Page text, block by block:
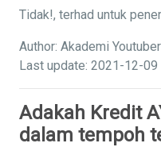
Tidak!, terhad untuk
Author: Akademi Youtuber
Last update: 2021-12-09
Adakah Kredit
dalam tempoh